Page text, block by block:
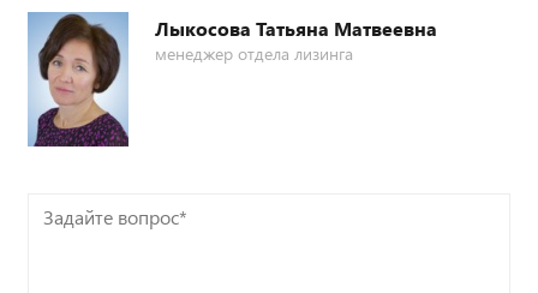
Лыкосова Татьяна Матвеевна
менеджер отдела лизинга
Задайте